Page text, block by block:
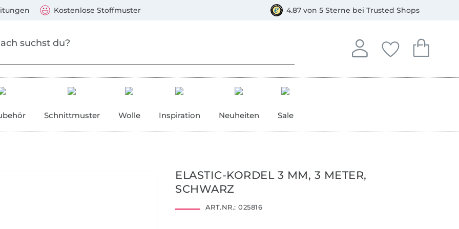
Kostenlose Stoffmuster 4.87 von 5 Sterne bei Trusted Shops
Anmelden
In deinem Konto
Deine
Du hast keine
Dein
Du hast
Schnittmuster Wolle Inspiration Neuheiten Sale
ELASTIC-KORDEL 3 MM, 3 METER,
SCHWARZ
ART.NR.: 025816
Mastercard, PayPal, Giropay, Kauf auf Rechnung, Vorkasse